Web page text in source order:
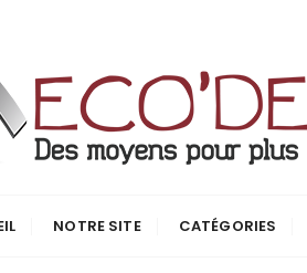
NOTRE SITE CATÉGORIES